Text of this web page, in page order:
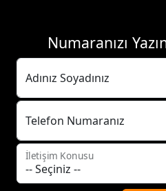
Numaranızı
Adınız Soyadınız
Telefon Numaranız
İletişim Konusu